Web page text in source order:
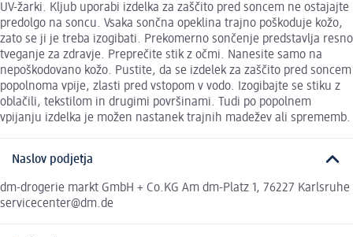
UV-žarki. Kljub uporabi izdelka za zaščito pred soncem ne ostajajte
predolgo na soncu. Vsaka sončna opeklina trajno poškoduje kožo,
zato se ji je treba izogibati. Prekomerno sončenje predstavlja resno
tveganje za zdravje. Preprečite stik z očmi. Nanesite samo na
nepoškodovano kožo. Pustite, da se izdelek za zaščito pred soncem
popolnoma vpije, zlasti pred vstopom v vodo. Izogibajte se stiku z
oblačili, tekstilom in drugimi površinami. Tudi po popolnem
vpijanju izdelka je možen nastanek trajnih madežev ali sprememb.
Naslov podjetja
dm-drogerie markt GmbH + Co.KG Am dm-Platz 1, 76227 Karlsruhe
servicecenter@dm.de